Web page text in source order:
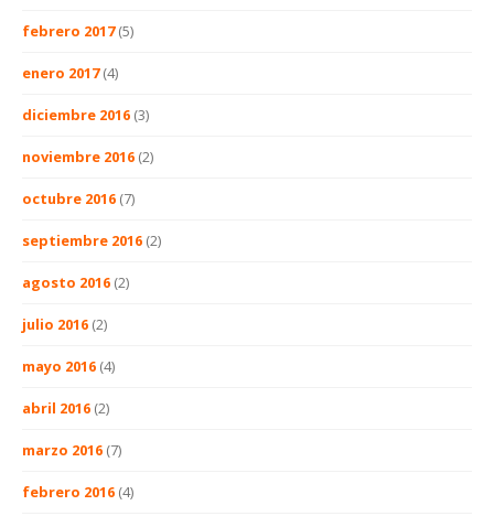
febrero 2017(5)
enero 2017(4)
diciembre 2016 (3)
noviembre 2016 (2)
octubre 2016 (7)
septiembre 2016 (2)
agosto 2016 (2)
julio 2016 (2)
mayo 2016 (4)
abril 2016 (2)
marzo 2016 (7)
febrero 2016 (4)